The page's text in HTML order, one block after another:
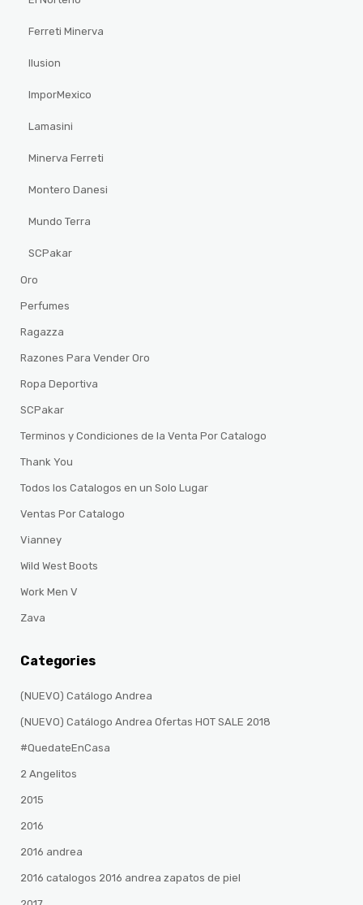
Ferreti Minerva
Ilusion
ImporMexico
Lamasini
Minerva Ferreti
Montero Danesi
Mundo Terra
SCPakar
Oro
Perfumes
Ragazza
Razones Para Vender Oro
Ropa Deportiva
SCPakar
Terminos y Condiciones de la Venta Por Catalogo
Thank You
Todos los Catalogos en un Solo Lugar
Ventas Por Catalogo
Vianney
Wild West Boots
Work Men V
Zava
Categories
(NUEVO) Catálogo Andrea
(NUEVO) Catálogo Andrea Ofertas HOT SALE 2018
#QuedateEnCasa
2 Angelitos
2015
2016
2016 andrea
2016 catalogos 2016 andrea zapatos de piel